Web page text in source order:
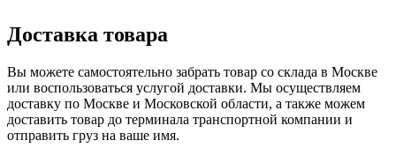
Доставка товара
Вы можете самостоятельно забрать товар со склада в Москве
или воспользоваться услугой доставки. Мы осуществляем
доставку по Москве и Московской области, а также можем
доставить товар до терминала транспортной компании и
отправить груз на ваше имя.